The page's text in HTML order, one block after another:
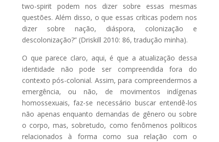
two-spirit podem nos dizer sobre essas mesmas
questões. Além disso, o que essas críticas podem nos
dizer sobre nação, diáspora, colonização e
descolonização?” (Driskill 2010: 86, tradução minha).
O que parece claro, aqui, é que a atualização dessa
identidade não pode ser compreendida fora do
contexto pós-colonial. Assim, para compreendermos a
emergência, ou não, de movimentos indígenas
homossexuais, faz-se necessário buscar entendê-los
não apenas enquanto demandas de gênero ou sobre
o corpo, mas, sobretudo, como fenômenos políticos
relacionados à forma como sua relação com o